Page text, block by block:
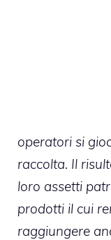
operatori si
raccolta. Il
loro assetti
prodotti il cui
raggiungere